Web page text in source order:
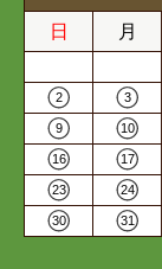
日 月
2 3
9 10
16 17
23 24
30 31